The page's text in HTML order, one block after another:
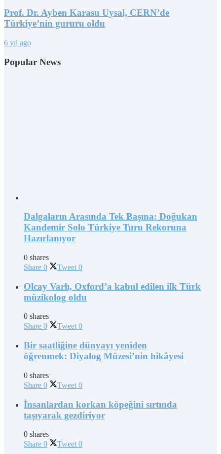
Prof. Dr. Ayben Karasu Uysal, CERN’de
Türkiye’nin gururu oldu
6 yıl ago
Popular News
Dalgaların Arasında Tek Başına: Doğukan
Kandemir Solo Türkiye Turu Rekoruna
Hazırlanıyor
0 shares
Share 0 Tweet 0
Olcay Varlı, Oxford’a kabul edilen ilk Türk
müzikolog oldu
0 shares
Share 0 Tweet 0
Bir saatliğine dünyayı yeniden
öğrenmek: Diyalog Müzesi’nin hikâyesi
0 shares
Share 0 Tweet 0
İnsanlardan korkan köpeğini sırtında
taşıyarak gezdiriyor
0 shares
Share 0 Tweet 0